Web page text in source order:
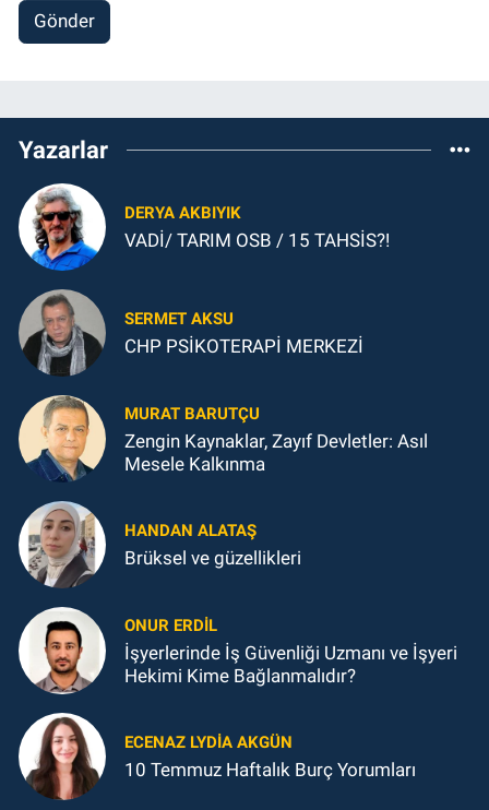
Gönder
Yazarlar
DERYA AKBIYIK
VADİ/ TARIM OSB / 15 TAHSİS?!
SERMET AKSU
CHP PSİKOTERAPİ MERKEZİ
MURAT BARUTÇU
Zengin Kaynaklar, Zayıf Devletler: Asıl
Mesele Kalkınma
HANDAN ALATAŞ
Brüksel ve güzellikleri
ONUR ERDIL
İşyerlerinde İş Güvenliği Uzmanı ve İşyeri
Hekimi Kime Bağlanmalıdır?
ECENAZ LYDIA AKGÜN
10 Temmuz Haftalık Burç Yorumları